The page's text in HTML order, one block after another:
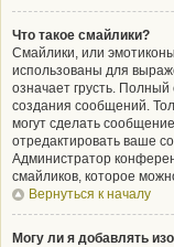
Что такое смайлики?
Смайлики, или
использованы для
означает грусть.
создания сообщений.
могут сделать
отредактировать ваше
Администратор
смайликов, которое
Вернуться к началу
Могу ли я добавлять